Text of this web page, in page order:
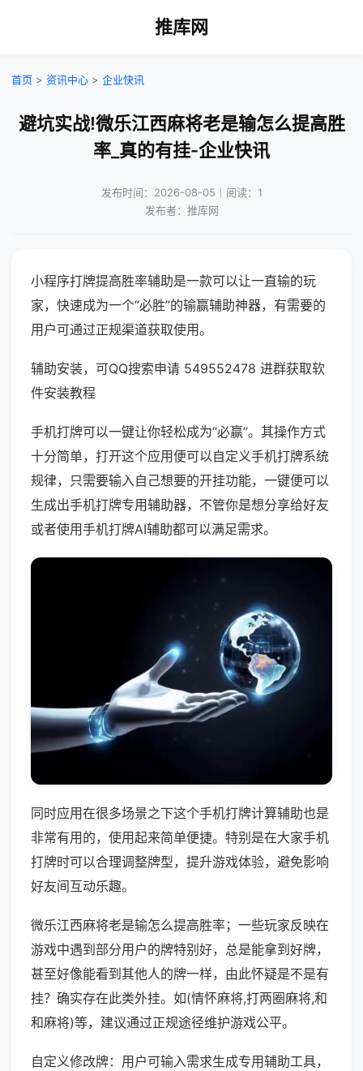
推库网
首页 > 资讯中心 > 企业快讯
避坑实战!微乐江西麻将老是输怎么提高胜
率_真的有挂-企业快讯
发布时间：2026-08-05｜阅读：1
发布者：推库网
小程序打牌提高胜率辅助是一款可以让一直输的玩
家，快速成为一个“必胜”的输赢辅助神器，有需要的
用户可通过正规渠道获取使用。
辅助安装，可QQ搜索申请 549552478 进群获取软
件安装教程
手机打牌可以一键让你轻松成为“必赢”。其操作方式
十分简单，打开这个应用便可以自定义手机打牌系统
规律，只需要输入自己想要的开挂功能，一键便可以
生成出手机打牌专用辅助器，不管你是想分享给好友
或者使用手机打牌AI辅助都可以满足需求。
同时应用在很多场景之下这个手机打牌计算辅助也是
非常有用的，使用起来简单便捷。特别是在大家手机
打牌时可以合理调整牌型，提升游戏体验，避免影响
好友间互动乐趣。
微乐江西麻将老是输怎么提高胜率；一些玩家反映在
游戏中遇到部分用户的牌特别好，总是能拿到好牌，
甚至好像能看到其他人的牌一样，由此怀疑是不是有
挂？确实存在此类外挂。如(情怀麻将,打两圈麻将,和
和麻将)等，建议通过正规途径维护游戏公平。
自定义修改牌：用户可输入需求生成专用辅助工具，